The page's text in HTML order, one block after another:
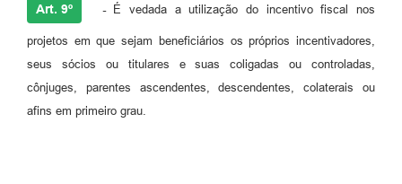
Art. 9º -É vedada a utilização do incentivo fiscal nos
projetos em que sejam beneficiários os próprios incentivadores,
seus sócios ou titulares e suas coligadas ou controladas,
cônjuges, parentes ascendentes, descendentes, colaterais ou
afins em primeiro grau.